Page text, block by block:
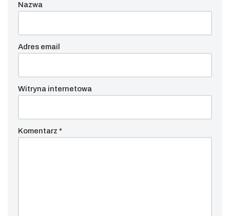
Nazwa
Adres email
Witryna internetowa
Komentarz *